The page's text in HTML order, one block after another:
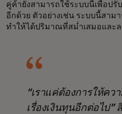
คู่ค้ายังสามารถใช้ระบบนี้เพื่อปรั
อีกด้วย ตัวอย่างเช่น ระบบนี้สาม
ทำให้ได้ปริมาณที่สม่ำเสมอและ
“เราแค่ต้องการให้คว
เรื่องเงินทุนอีกต่อไป”